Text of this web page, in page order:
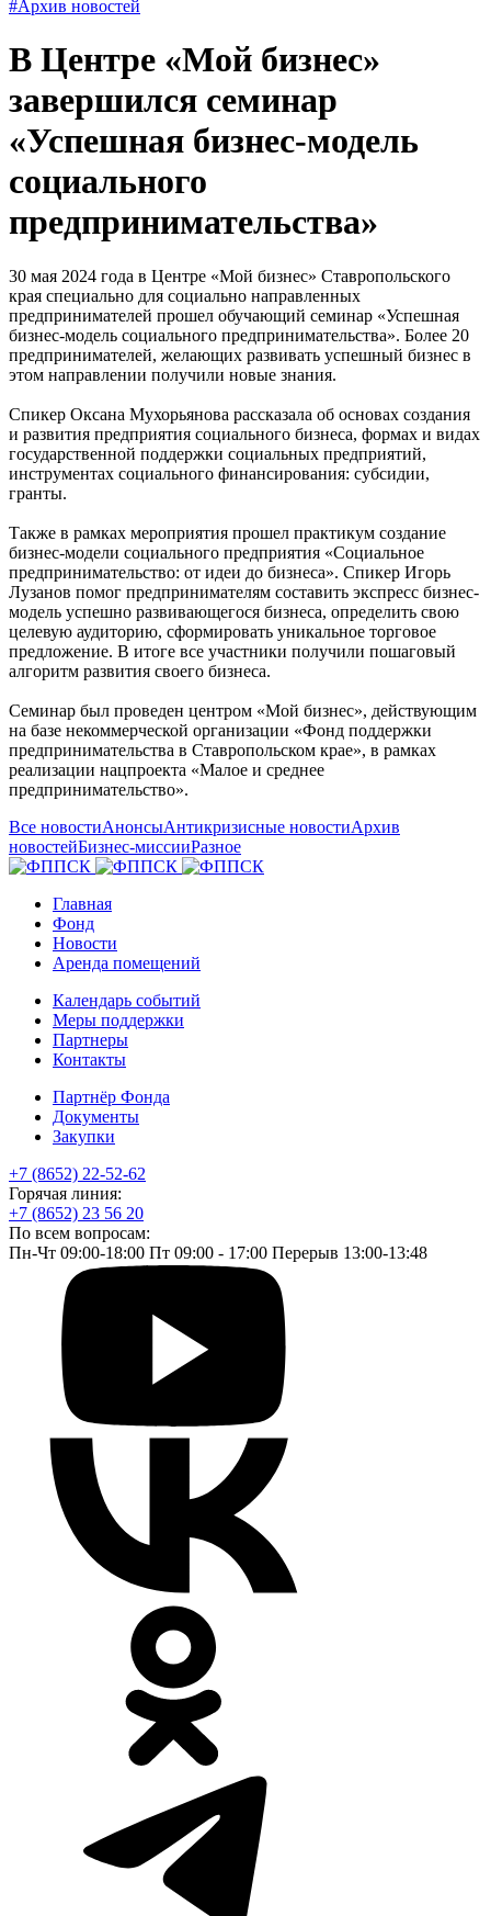
#Архив новостей
В Центре «Мой бизнес»
завершился семинар
«Успешная бизнес-модель
социального
предпринимательства»
30 мая 2024 года в Центре «Мой бизнес» Ставропольского
края специально для социально направленных
предпринимателей прошел обучающий семинар «Успешная
бизнес-модель социального предпринимательства». Более 20
предпринимателей, желающих развивать успешный бизнес в
этом направлении получили новые знания.
Спикер Оксана Мухорьянова рассказала об основах создания
и развития предприятия социального бизнеса, формах и видах
государственной поддержки социальных предприятий,
инструментах социального финансирования: субсидии,
гранты.
Также в рамках мероприятия прошел практикум создание
бизнес-модели социального предприятия «Социальное
предпринимательство: от идеи до бизнеса». Спикер Игорь
Лузанов помог предпринимателям составить экспресс бизнес-
модель успешно развивающегося бизнеса, определить свою
целевую аудиторию, сформировать уникальное торговое
предложение. В итоге все участники получили пошаговый
алгоритм развития своего бизнеса.
Семинар был проведен центром «Мой бизнес», действующим
на базе некоммерческой организации «Фонд поддержки
предпринимательства в Ставропольском крае», в рамках
реализации нацпроекта «Малое и среднее
предпринимательство».
Все новостиАнонсыАнтикризисные новостиАрхив
новостейБизнес-миссииРазное
Главная
Фонд
Новости
Аренда помещений
Календарь событий
Меры поддержки
Партнеры
Контакты
Партнёр Фонда
Документы
Закупки
+7 (8652) 22-52-62
Горячая линия:
+7 (8652) 23 56 20
По всем вопросам:
Пн-Чт 09:00-18:00 Пт 09:00 - 17:00 Перерыв 13:00-13:48